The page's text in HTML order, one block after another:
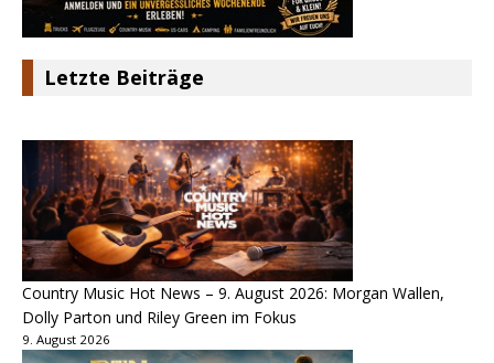
Letzte Beiträge
Country Music Hot News – 9. August 2026: Morgan Wallen,
Dolly Parton und Riley Green im Fokus
9. August 2026